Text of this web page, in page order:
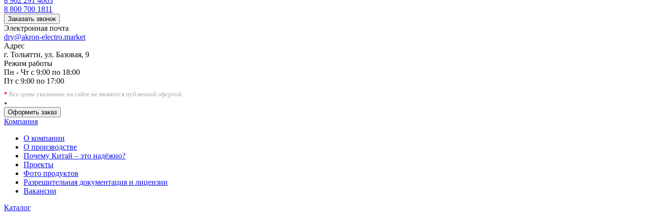
8 800 700 1811
Заказать звонок
Электронная почта
dry@akron-electro.market
Адрес
г. Тольятти, ул. Базовая, 9
Режим работы
Пн - Чт с 9:00 по 18:00
Пт с 9:00 по 17:00
* Все цены указанные на сайте не являются публичной офертой.
Оформить заказ
Компания
О компании
О производстве
Почему Китай – это надёжно?
Проекты
Фото продуктов
Разрешительная документация и лицензии
Вакансии
Каталог